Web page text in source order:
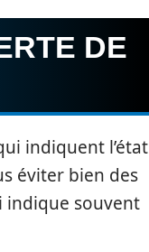
DE
indiquent l’état
éviter bien des
indique souvent